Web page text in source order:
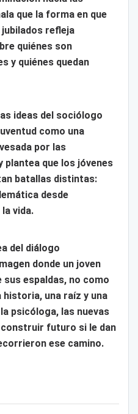
que la forma en que
refleja
quiénes son
y quiénes quedan
ideas del sociólogo
como una
por las
plantea que los jóvenes
batallas distintas:
desde
vida.
del diálogo
donde un joven
sus espaldas, no como
historia, una raíz y una
psicóloga, las nuevas
futuro si le dan
ese camino.